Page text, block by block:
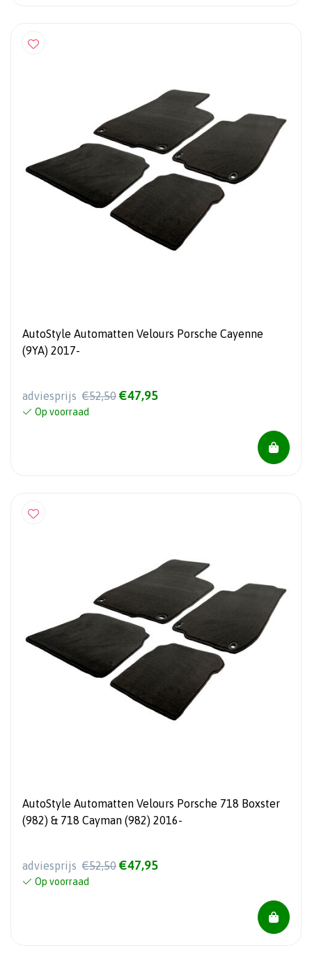
AutoStyle Automatten Velours Porsche Cayenne
(9YA) 2017-
adviesprijs €52,50 €47,95
Op voorraad
AutoStyle Automatten Velours Porsche 718 Boxster
(982) & 718 Cayman (982) 2016-
adviesprijs €52,50 €47,95
Op voorraad